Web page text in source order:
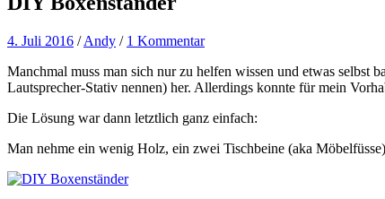
4. Juli 2016 /Andy / 1 Kommentar
Manchmal muss man sich nur zu helfen wissen und etwas selbst
Lautsprecher-Stativ nennen) her. Allerdings konnte für mein
Die Lösung war dann letztlich ganz einfach:
Man nehme ein wenig Holz, ein zwei Tischbeine (aka